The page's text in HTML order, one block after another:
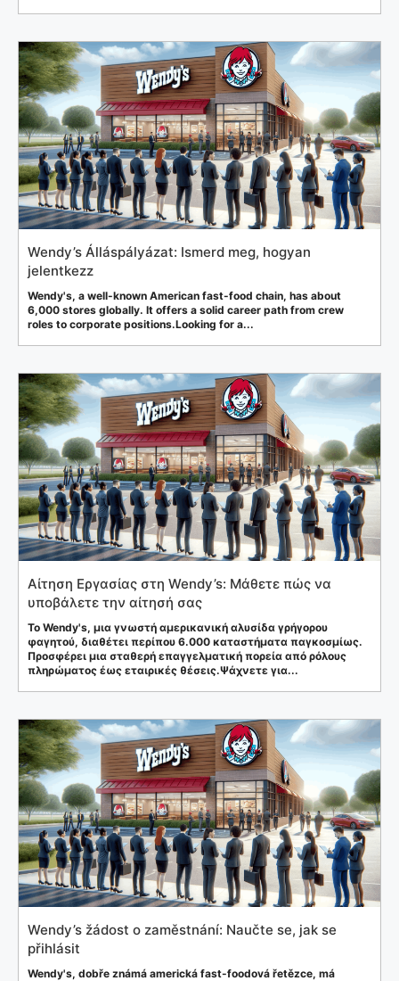
Wendy’s Álláspályázat: Ismerd meg, hogyan
jelentkezz
Wendy's, a well-known American fast-food chain, has about
6,000 stores globally. It offers a solid career path from crew
roles to corporate positions.Looking for a...
Αίτηση Εργασίας στη Wendy’s: Μάθετε πώς να
υποβάλετε την αίτησή σας
Το Wendy's, μια γνωστή αμερικανική αλυσίδα γρήγορου
φαγητού, διαθέτει περίπου 6.000 καταστήματα παγκοσμίως.
Προσφέρει μια σταθερή επαγγελματική πορεία από ρόλους
πληρώματος έως εταιρικές θέσεις.Ψάχνετε για...
Wendy’s žádost o zaměstnání: Naučte se, jak se
přihlásit
Wendy's, dobře známá americká fast-foodová řetězce, má